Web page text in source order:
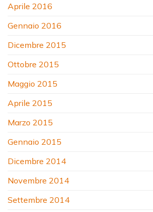
Aprile 2016
Gennaio 2016
Dicembre 2015
Ottobre 2015
Maggio 2015
Aprile 2015
Marzo 2015
Gennaio 2015
Dicembre 2014
Novembre 2014
Settembre 2014